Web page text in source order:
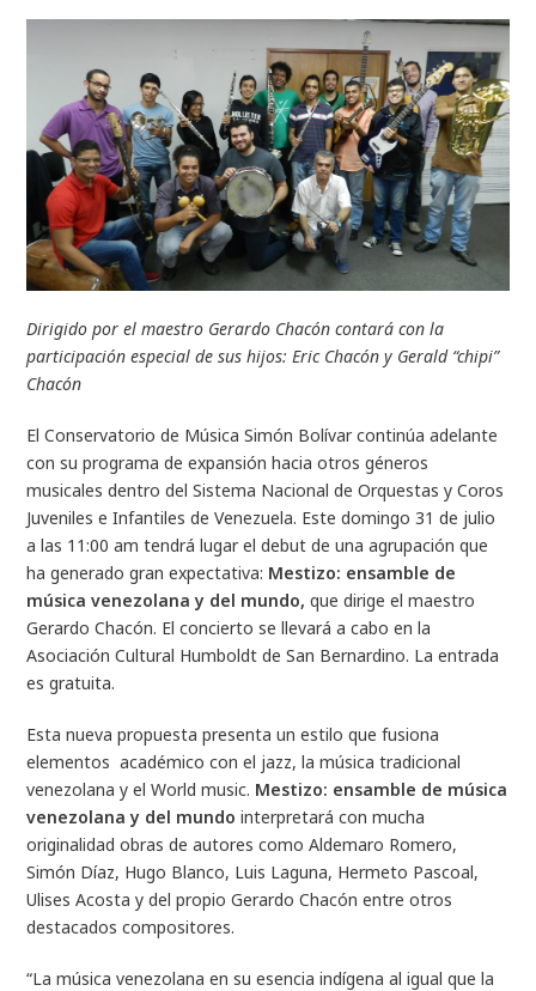
Dirigido por el maestro Gerardo Chacón contará con la
participación especial de sus hijos: Eric Chacón y Gerald “chipi”
Chacón
El Conservatorio de Música Simón Bolívar continúa adelante
con su programa de expansión hacia otros géneros
musicales dentro del Sistema Nacional de Orquestas y Coros
Juveniles e Infantiles de Venezuela. Este domingo 31 de julio
a las 11:00 am tendrá lugar el debut de una agrupación que
ha generado gran expectativa: Mestizo: ensamble de
música venezolana y del mundo,que dirige el maestro
Gerardo Chacón. El concierto se llevará a cabo en la
Asociación Cultural Humboldt de San Bernardino. La entrada
es gratuita.
Esta nueva propuesta presenta un estilo que fusiona
elementos académico con el jazz, la música tradicional
venezolana y el World music. Mestizo: ensamble de música
venezolana y del mundo interpretará con mucha
originalidad obras de autores como Aldemaro Romero,
Simón Díaz, Hugo Blanco, Luis Laguna, Hermeto Pascoal,
Ulises Acosta y del propio Gerardo Chacón entre otros
destacados compositores.
“La música venezolana en su esencia indígena al igual que la